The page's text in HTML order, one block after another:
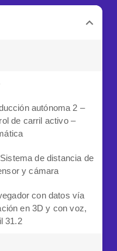
autónoma 2 –
de carril activo –
de distancia de
y cámara
con datos vía
en 3D y con voz,
31.2